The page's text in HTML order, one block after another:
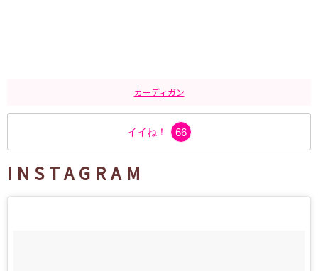
カーディガン
イイね！ 66
INSTAGRAM